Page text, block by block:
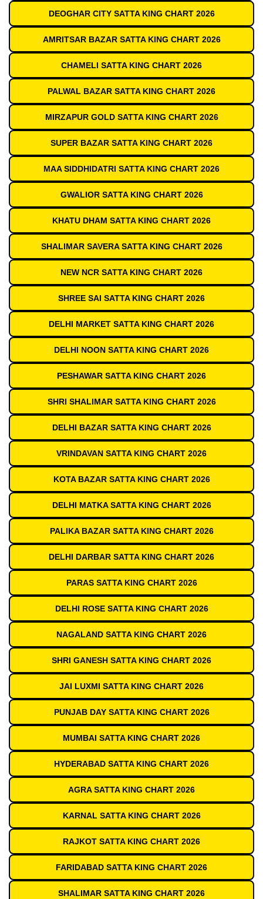
DEOGHAR CITY SATTA KING CHART 2026
AMRITSAR BAZAR SATTA KING CHART 2026
CHAMELI SATTA KING CHART 2026
PALWAL BAZAR SATTA KING CHART 2026
MIRZAPUR GOLD SATTA KING CHART 2026
SUPER BAZAR SATTA KING CHART 2026
MAA SIDDHIDATRI SATTA KING CHART 2026
GWALIOR SATTA KING CHART 2026
KHATU DHAM SATTA KING CHART 2026
SHALIMAR SAVERA SATTA KING CHART 2026
NEW NCR SATTA KING CHART 2026
SHREE SAI SATTA KING CHART 2026
DELHI MARKET SATTA KING CHART 2026
DELHI NOON SATTA KING CHART 2026
PESHAWAR SATTA KING CHART 2026
SHRI SHALIMAR SATTA KING CHART 2026
DELHI BAZAR SATTA KING CHART 2026
VRINDAVAN SATTA KING CHART 2026
KOTA BAZAR SATTA KING CHART 2026
DELHI MATKA SATTA KING CHART 2026
PALIKA BAZAR SATTA KING CHART 2026
DELHI DARBAR SATTA KING CHART 2026
PARAS SATTA KING CHART 2026
DELHI ROSE SATTA KING CHART 2026
NAGALAND SATTA KING CHART 2026
SHRI GANESH SATTA KING CHART 2026
JAI LUXMI SATTA KING CHART 2026
PUNJAB DAY SATTA KING CHART 2026
MUMBAI SATTA KING CHART 2026
HYDERABAD SATTA KING CHART 2026
AGRA SATTA KING CHART 2026
KARNAL SATTA KING CHART 2026
RAJKOT SATTA KING CHART 2026
FARIDABAD SATTA KING CHART 2026
SHALIMAR SATTA KING CHART 2026